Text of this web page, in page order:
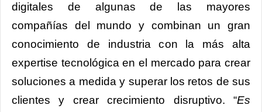
digitales de algunas de las mayores
compañías del mundo y combinan un gran
conocimiento de industria con la más alta
expertise tecnológica en el mercado para crear
soluciones a medida y superar los retos de sus
clientes y crear crecimiento disruptivo. “Es